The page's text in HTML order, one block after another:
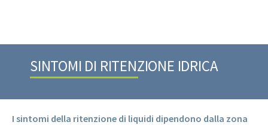
SINTOMI DI RITENZIONE IDRICA
I sintomi della ritenzione di liquidi dipendono dalla zona